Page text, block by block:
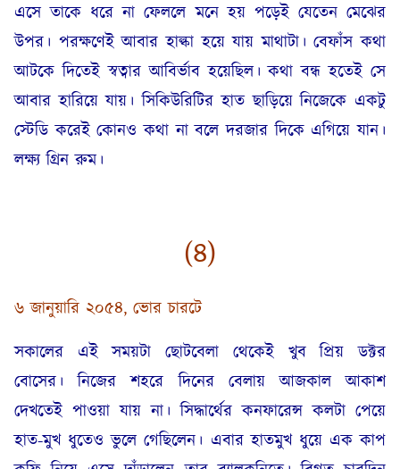
এসে তাকে ধরে না ফেললে মনে হয় পড়েই যেতেন মেঝের
উপর। পরক্ষণেই আবার হাল্কা হয়ে যায় মাথাটা। বেফাঁস কথা
আটকে দিতেই স্বত্বার আবির্ভাব হয়েছিল। কথা বন্ধ হতেই সে
আবার হারিয়ে যায়। সিকিউরিটির হাত ছাড়িয়ে নিজেকে একটু
স্টেডি করেই কোনও কথা না বলে দরজার দিকে এগিয়ে যান।
লক্ষ্য গ্রিন রুম।
(৪)
৬ জানুয়ারি ২০৫৪, ভোর চারটে
সকালের এই সময়টা ছোটবেলা থেকেই খুব প্রিয় ডক্টর
বোসের। নিজের শহরে দিনের বেলায় আজকাল আকাশ
দেখতেই পাওয়া যায় না। সিদ্ধার্থের কনফারেন্স কলটা পেয়ে
হাত-মুখ ধুতেও ভুলে গেছিলেন। এবার হাতমুখ ধুয়ে এক কাপ